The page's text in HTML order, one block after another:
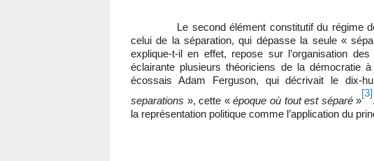
Le second élément constitutif du régime
celui de la séparation, qui dépasse la seule «
explique-t-il en effet, repose sur l’organisation
éclairante plusieurs théoriciens de la démocratie
écossais Adam Ferguson, qui décrivait le dix-
separations », cette «époque où tout est séparé»
[3]
la représentation politique comme l’application du